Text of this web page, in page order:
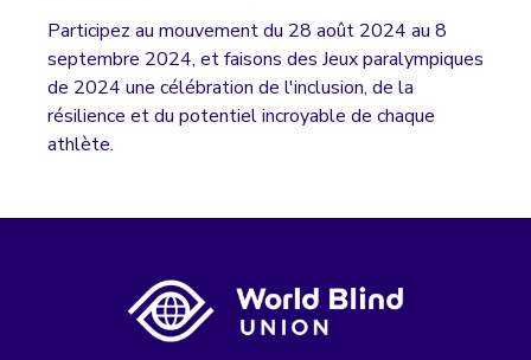
Participez au mouvement du 28 août 2024 au 8
septembre 2024, et faisons des Jeux paralympiques
de 2024 une célébration de l'inclusion, de la
résilience et du potentiel incroyable de chaque
athlète.